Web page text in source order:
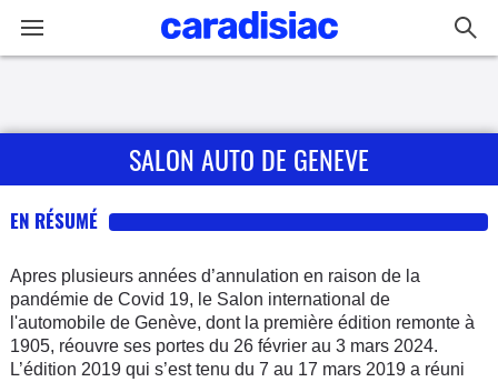
Actu
Essais
Guide
d'achat
SALON AUTO DE GENEVE
EN RÉSUMÉ
Apres plusieurs années d’annulation en raison de la
pandémie de Covid 19, le Salon international de
l'automobile de Genève, dont la première édition remonte à
1905, réouvre ses portes du 26 février au 3 mars 2024.
L’édition 2019 qui s’est tenu du 7 au 17 mars 2019 a réuni